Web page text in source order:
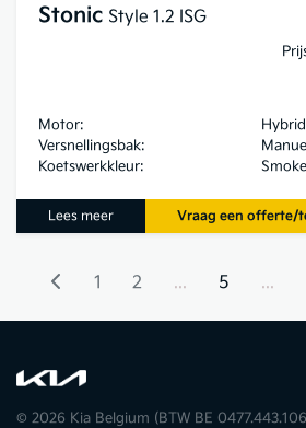
Stonic Style 1.2 ISG
Motor:
Versnellingsbak:
Koetswerkkleur:
Lees meer Vraag een offerte/
1 2 ... 5 ...
© 2026 Kia Belgium (BTW BE